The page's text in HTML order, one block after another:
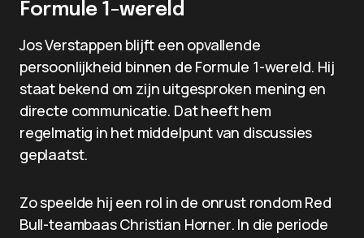
Formule 1-wereld
Jos Verstappen blijft een opvallende
persoonlijkheid binnen de Formule 1-wereld. Hij
staat bekend om zijn uitgesproken mening en
directe communicatie. Dat heeft hem
regelmatig in het middelpunt van discussies
geplaatst.
Zo speelde hij een rol in de onrust rondom Red
Bull-teambaas Christian Horner. In die periode